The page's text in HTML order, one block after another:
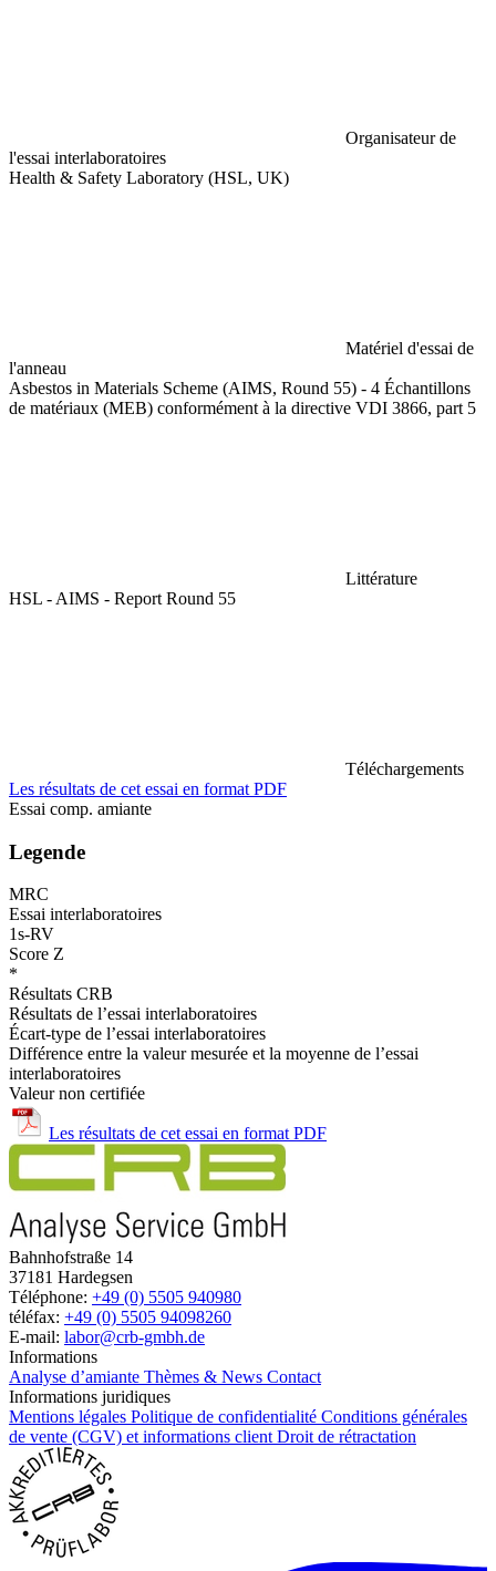
Organisateur de
l'essai interlaboratoires
Health & Safety Laboratory (HSL, UK)
Matériel d'essai de
l'anneau
Asbestos in Materials Scheme (AIMS, Round 55) - 4 Échantillons
de matériaux (MEB) conformément à la directive VDI 3866, part 5
Littérature
HSL - AIMS - Report Round 55
Téléchargements
Les résultats de cet essai en format PDF
Essai comp. amiante
Legende
MRC
Essai interlaboratoires
1s-RV
Score Z
*
Résultats CRB
Résultats de l’essai interlaboratoires
Écart-type de l’essai interlaboratoires
Différence entre la valeur mesurée et la moyenne de l’essai
interlaboratoires
Valeur non certifiée
Les résultats de cet essai en format PDF
Bahnhofstraße 14
37181 Hardegsen
Téléphone: +49 (0) 5505 940980
téléfax: +49 (0) 5505 94098260
E-mail: labor@crb-gmbh.de
Informations
Analyse d’amiante Thèmes & News Contact
Informations juridiques
Mentions légales Politique de confidentialité Conditions générales
de vente (CGV) et informations client Droit de rétractation